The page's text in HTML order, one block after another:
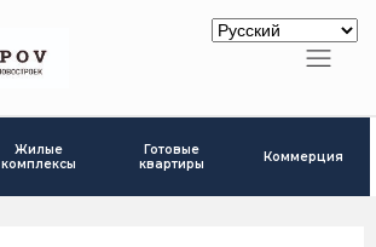
Жилые
комплексы
Готовые
квартиры
Коммерция